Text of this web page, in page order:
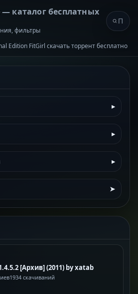
— каталог бесплатных
фильтры
Edition FitGirl скачать торрент бесплатно
▸
▸
▸
➤
[Архив] (2011) by xatab
1934 скачиваний